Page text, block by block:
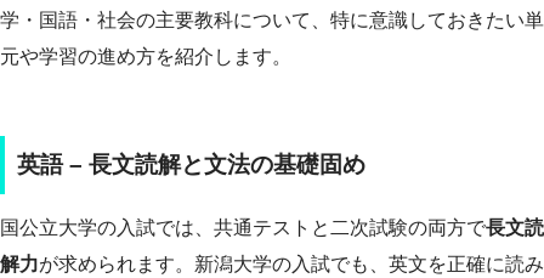
学・国語・社会の主要教科について、特に意識しておきたい単
元や学習の進め方を紹介します。
英語 – 長文読解と文法の基礎固め
国公立大学の入試では、共通テストと二次試験の両方で長文読
解力が求められます。新潟大学の入試でも、英文を正確に読み